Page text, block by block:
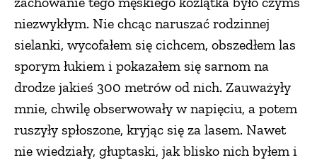
niezwykłym. Nie chcąc naruszać rodzinnej
sielanki, wycofałem się cichcem, obszedłem las
sporym łukiem i pokazałem się sarnom na
drodze jakieś 300 metrów od nich. Zauważyły
mnie, chwilę obserwowały w napięciu, a potem
ruszyły spłoszone, kryjąc się za lasem. Nawet
nie wiedziały, głuptaski, jak blisko nich byłem i